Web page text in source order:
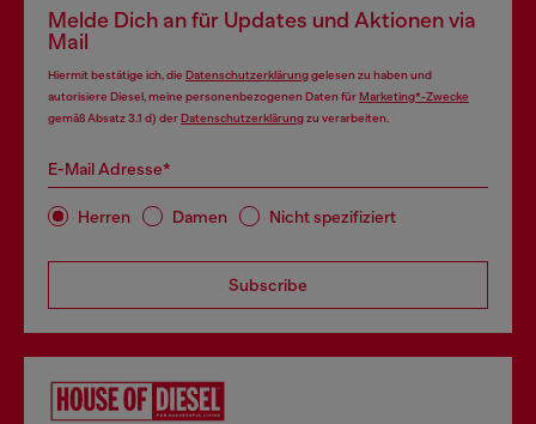
Melde Dich an für Updates und Aktionen via
Mail
Hiermit bestätige ich, die Datenschutzerklärunggelesen zu haben und
autorisiere Diesel, meine personenbezogenen Daten fürMarketing*-Zwecke
gemäß Absatz 3.1 d) derDatenschutzerklärungzu verarbeiten.
E-Mail Adresse*
Herren Damen Nicht spezifiziert
Subscribe